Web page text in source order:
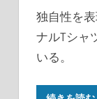
独自性を
ナルTシャ
いる。